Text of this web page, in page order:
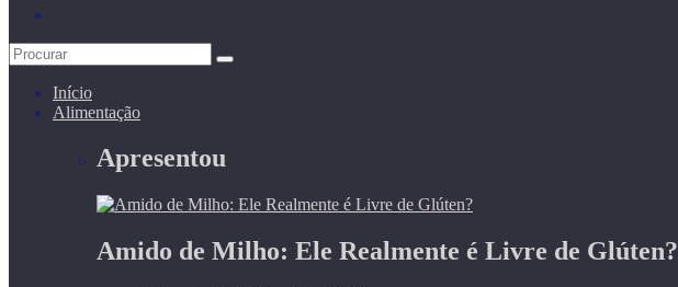
Início
Alimentação
Apresentou
Amido de Milho: Ele Realmente é Livre de Glúten?